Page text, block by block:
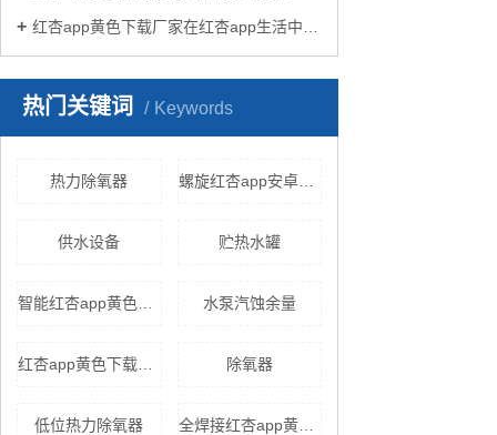
红杏app黄色下载厂家在红杏app生活中有哪些作用？
热门关键词 Keywords
热力除氧器 螺旋红杏app安卓在线下载
供水设备 贮热水罐
水泵汽蚀余量
除氧器
低位热力除氧器 全焊接红杏app黄色下载